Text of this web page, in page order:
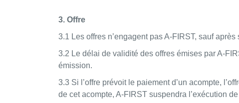
3. Offre
3.1 Les offres n’engagent pas A-FIRST, sauf
3.2 Le délai de validité des offres émises par A-
émission.
3.3 Si l’offre prévoit le paiement d’un acompte,
de cet acompte, A-FIRST suspendra l’exécution